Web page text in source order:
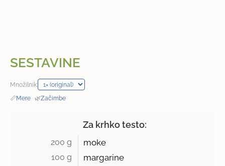
SESTAVINE
Množilnik:
📏Mere · 🌿Začimbe
Za krhko testo:
200 g moke
100 g margarine